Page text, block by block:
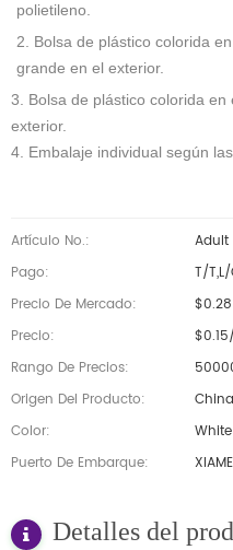
polietileno.
2. Bolsa de plástico colorida
grande en el exterior.
3. Bolsa de plástico colorida
exterior.
4. Embalaje individual según
Artículo No.:
Adult
Pago:
T/
Precio De Mercado:
$0.28
Precio:
Rango De Precios:
Origen Del Producto:
China
Color:
White
Puerto De Embarque:
Detalles del